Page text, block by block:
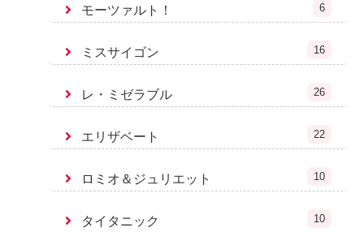
モーツァルト！ 6
ミスサイゴン 16
レ・ミゼラブル 26
エリザベート 22
ロミオ＆ジュリエット 10
タイタニック 10